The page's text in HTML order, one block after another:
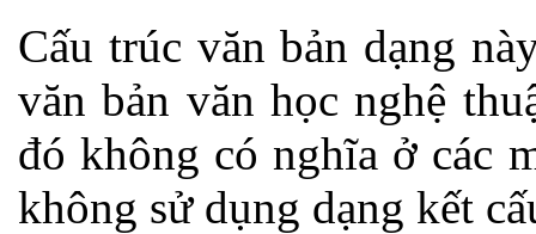
Cấu trúc văn bản dạng
văn bản văn học nghệ
đó không có nghĩa ở các
không sử dụng dạng kết